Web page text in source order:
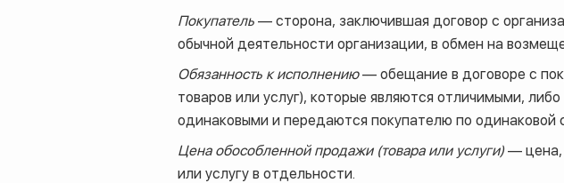
Покупатель— сторона, заключившая договор с
обычной деятельности организации, в обмен на
Обязанность к исполнению— обещание в договоре с
товаров или услуг), которые являются отличимыми,
одинаковыми и передаются покупателю по одинаковой
Цена обособленной продажи (товара или услуги)— цена,
или услугу в отдельности.